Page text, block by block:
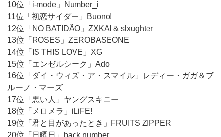
10位「i-mode」Number_i
11位「初恋サイダー」Buono!
12位「NO BATIDÃO」ZXKAI & slxughter
13位「ROSES」ZEROBASEONE
14位「IS THIS LOVE」XG
15位「エンゼルシーク」Ado
16位「ダイ・ウィズ・ア・スマイル」レディー・ガガ＆ブ
ルーノ・マーズ
17位「悪い人」ヤングスキニー
18位「メロメラ」iLiFE!
19位「君と目があったとき」FRUITS ZIPPER
20位「日曜日」back number